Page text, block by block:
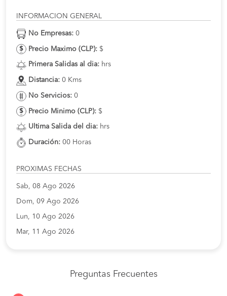
INFORMACION GENERAL
No Empresas: 0
Precio Maximo (CLP): $
Primera Salidas al dia: hrs
Distancia: 0 Kms
No Servicios: 0
Precio Minimo (CLP): $
Ultima Salida del dia: hrs
Duración: 00 Horas
PROXIMAS FECHAS
Sab, 08 Ago 2026
Dom, 09 Ago 2026
Lun, 10 Ago 2026
Mar, 11 Ago 2026
Preguntas Frecuentes